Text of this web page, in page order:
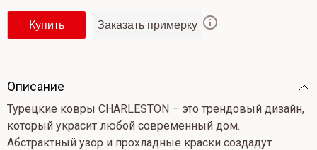
Купить Заказать примерку
Опиcание
Турецкие ковры CHARLESTON – это трендовый дизайн,
который украсит любой современный дом.
Абстрактный узор и прохладные краски создадут